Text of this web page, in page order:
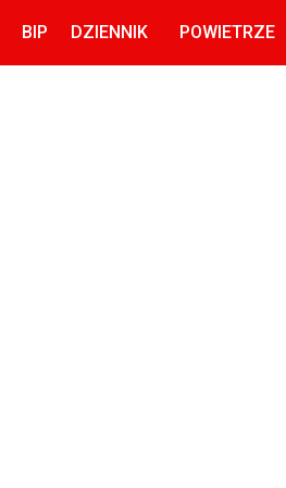
BIP DZIENNIK POWIETRZE